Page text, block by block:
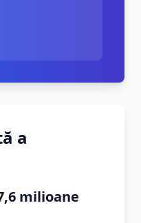
a
milioane